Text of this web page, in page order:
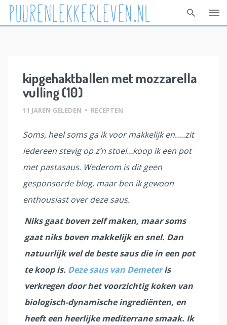
kipgehaktballen met mozzarella
vulling (10)
11 JAREN GELEDEN • RECEPTEN
Soms, heel soms ga ik voor makkelijk en…..zit
iedereen stevig op z’n stoel…koop ik een pot
met pastasaus. Wederom is dit geen
gesponsorde blog, maar ben ik gewoon
enthousiast over deze saus.
Niks gaat boven zelf maken, maar soms
gaat niks boven makkelijk en snel. Dan
natuurlijk wel de beste saus die in een pot
te koop is. Deze saus van Demeteris
verkregen door het voorzichtig koken van
biologisch-dynamische ingrediënten, en
heeft een heerlijke mediterrane smaak. Ik